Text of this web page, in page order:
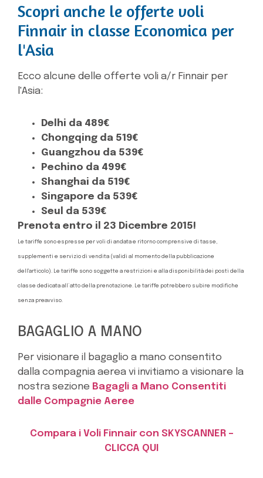
Scopri anche le offerte voli
Finnair in classe Economica per
l'Asia
Ecco alcune delle offerte voli a/r Finnair per
l'Asia:
Delhi da 489€
Chongqing da 519€
Guangzhou da 539€
Pechino da 499€
Shanghai da 519€
Singapore da 539€
Seul da 539€
Prenota entro il 23 Dicembre 2015!
Le tariffe sono espresse per voli di andata e ritorno comprensive di tasse,
supplementi e servizio di vendita (validi al momento della pubblicazione
dell'articolo). Le tariffe sono soggette a restrizioni e alla disponibilità dei posti della
classe dedicata all´atto della prenotazione. Le tariffe potrebbero subire modifiche
senza preavviso.
BAGAGLIO A MANO
Per visionare il bagaglio a mano consentito
dalla compagnia aerea vi invitiamo a visionare la
nostra sezione Bagagli a Mano Consentiti
dalle Compagnie Aeree
Compara i Voli Finnair con SKYSCANNER –
CLICCA QUI